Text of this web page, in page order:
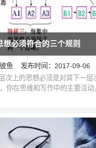
想必须符合的三个规则
鱼 发布时间：2017-09-06
次上的思想必须是对其下一层
你在思维和写作中的主要活